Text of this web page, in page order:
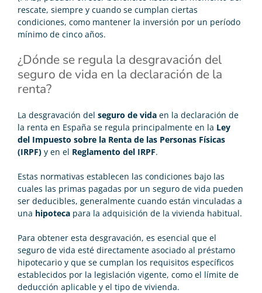
rescate, siempre y cuando se cumplan ciertas
condiciones, como mantener la inversión por un período
mínimo de cinco años.
¿Dónde se regula la desgravación del
seguro de vida en la declaración de la
renta?
La desgravación del seguro de vida en la declaración de
la renta en España se regula principalmente en la Ley
del Impuesto sobre la Renta de las Personas Físicas
(IRPF) y en el Reglamento del IRPF.
Estas normativas establecen las condiciones bajo las
cuales las primas pagadas por un seguro de vida pueden
ser deducibles, generalmente cuando están vinculadas a
una hipoteca para la adquisición de la vivienda habitual.
Para obtener esta desgravación, es esencial que el
seguro de vida esté directamente asociado al préstamo
hipotecario y que se cumplan los requisitos específicos
establecidos por la legislación vigente, como el límite de
deducción aplicable y el tipo de vivienda.